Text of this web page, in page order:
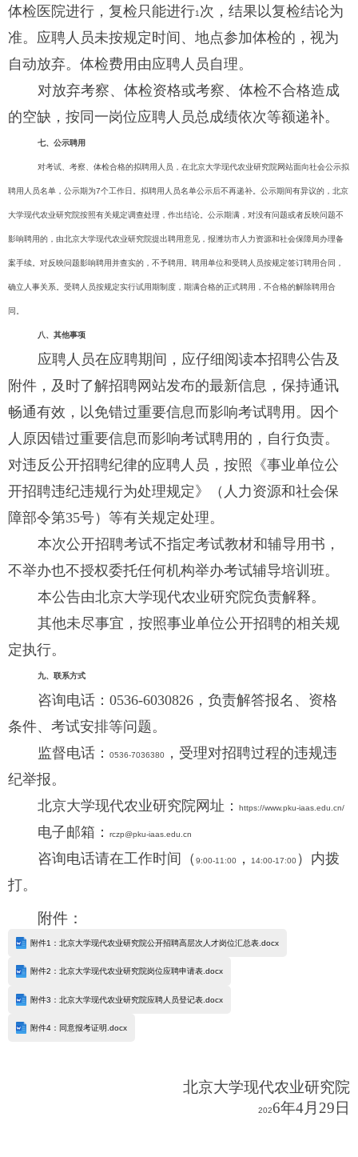
体检医院进行，复检只能进行1次，结果以复检结论为
准。应聘人员未按规定时间、地点参加体检的，视为
自动放弃。体检费用由应聘人员自理。
对放弃考察、体检资格或考察、体检不合格造成
的空缺，按同一岗位应聘人员总成绩依次等额递补。
七、公示聘用
对考试、考察、体检合格的拟聘用人员，在北京大学现代农业研究院网站面向社会公示拟
聘用人员名单，公示期为7个工作日。拟聘用人员名单公示后不再递补。公示期间有异议的，北京
大学现代农业研究院按照有关规定调查处理，作出结论。公示期满，对没有问题或者反映问题不
影响聘用的，由北京大学现代农业研究院提出聘用意见，报潍坊市人力资源和社会保障局办理备
案手续。对反映问题影响聘用并查实的，不予聘用。聘用单位和受聘人员按规定签订聘用合同，
确立人事关系。受聘人员按规定实行试用期制度，期满合格的正式聘用，不合格的解除聘用合
同。
八、其他事项
应聘人员在应聘期间，应仔细阅读本招聘公告及
附件，及时了解招聘网站发布的最新信息，保持通讯
畅通有效，以免错过重要信息而影响考试聘用。因个
人原因错过重要信息而影响考试聘用的，自行负责。
对违反公开招聘纪律的应聘人员，按照《事业单位公
开招聘违纪违规行为处理规定》（人力资源和社会保
障部令第35号）等有关规定处理。
本次公开招聘考试不指定考试教材和辅导用书，
不举办也不授权委托任何机构举办考试辅导培训班。
本公告由北京大学现代农业研究院负责解释。
其他未尽事宜，按照事业单位公开招聘的相关规
定执行。
九、联系方式
咨询电话： 0536-6030826 ，负责解答报名、资格
条件、考试安排等问题。
监督电话：
0536-7036380
，受理对招聘过程的违规违
纪举报。
北京大学现代农业研究院网址：
https://www.pku-iaas.edu.cn/
电子邮箱： rczp@pku-iaas.edu.cn
咨询电话请在工作时间（ 9:00-11:00 ， 14:00-17:00 ）内拨
打。
附件 ：
附件1：北京大学现代农业研究院公开招聘高层次人才岗位汇总表.docx
附件2：北京大学现代农业研究院岗位应聘申请表.docx
附件3：北京大学现代农业研究院应聘人员登记表.docx
附件4：同意报考证明.docx
北京大学现代农业研究院
2026年4月 29日